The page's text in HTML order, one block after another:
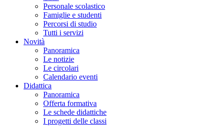
Personale scolastico
Famiglie e studenti
Percorsi di studio
Tutti i servizi
Novità
Panoramica
Le notizie
Le circolari
Calendario eventi
Didattica
Panoramica
Offerta formativa
Le schede didattiche
I progetti delle classi